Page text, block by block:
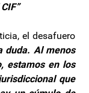
el desafuero
duda. Al menos
estamos en los
que